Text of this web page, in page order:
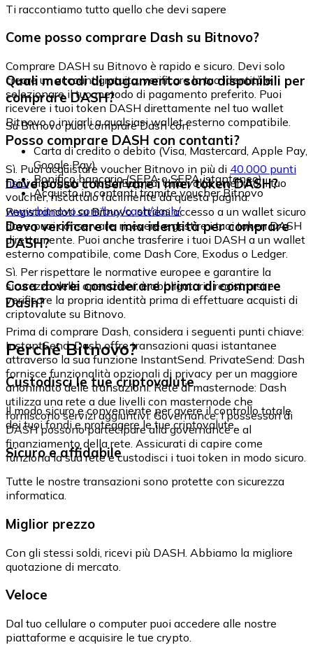
Ti raccontiamo tutto quello che devi sapere
Come posso comprare Dash su Bitnovo?
Comprare DASH su Bitnovo è rapido e sicuro. Devi solo
creare un account gratuito, verificare la tua identità e
selezionare il tuo metodo di pagamento preferito. Puoi
ricevere i tuoi token DASH direttamente nel tuo wallet
Bitnovo o inviarli a qualsiasi wallet esterno compatibile.
Quali metodi di pagamento sono disponibili per
comprare DASH?
Su Bitnovo puoi comprare Dash con:
Carta di credito o debito (Visa, Mastercard, Apple Pay,
Google Pay)
Bonifico bancario (SEPA o SEPA istantaneo)
Acquisto in contanti tramite voucher Bitnovo
Posso comprare DASH con contanti?
Sì. Puoi acquistare voucher Bitnovo in più di 40.000 punti
fisicidistribuiti in tutta Europa. Una volta ottenuto il tuo
voucher, riscattalo facilmente da questa pagina:
www.bitnovo.com/buy/cash/dash/
Dove posso conservare i miei token DASH?
Registrandoti su Bitnovo, ottieni accesso a un wallet sicuro
dove puoi conservare, ricevere e gestire i tuoi token DASH
direttamente. Puoi anche trasferire i tuoi DASH a un wallet
esterno compatibile, come Dash Core, Exodus o Ledger.
Devo verificare la mia identità per comprare
DASH?
Sì. Per rispettare le normative europee e garantire la
sicurezza delle operazioni, è obbligatorio registrarsi e
verificare la propria identità prima di effettuare acquisti di
criptovalute su Bitnovo.
Cosa dovrei considerare prima di comprare
Dash?
Prima di comprare Dash, considera i seguenti punti chiave:
InstantSend: Dash offre transazioni quasi istantanee
attraverso la sua funzione InstantSend. PrivateSend: Dash
fornisce funzionalità opzionali di privacy per un maggiore
anonimato delle transazioni. Rete di masternode: Dash
utilizza una rete a due livelli con masternode che
forniscono servizi aggiuntivi. Governance: I possessori di
DASH possono partecipare alla governance e al
finanziamento della rete. Assicurati di capire come
funziona la sua rete e custodisci i tuoi token in modo sicuro.
Perché Bitnovo?
Custodisci le tue criptovalute
Il modo sicuro e conveniente per avere il controllo totale
dei tuoi fondi e proteggere le tue criptovalute.
Sicuro e affidabile
Tutte le nostre transazioni sono protette con sicurezza
informatica.
Miglior prezzo
Con gli stessi soldi, ricevi più DASH. Abbiamo la migliore
quotazione di mercato.
Veloce
Dal tuo cellulare o computer puoi accedere alle nostre
piattaforme e acquisire le tue crypto.